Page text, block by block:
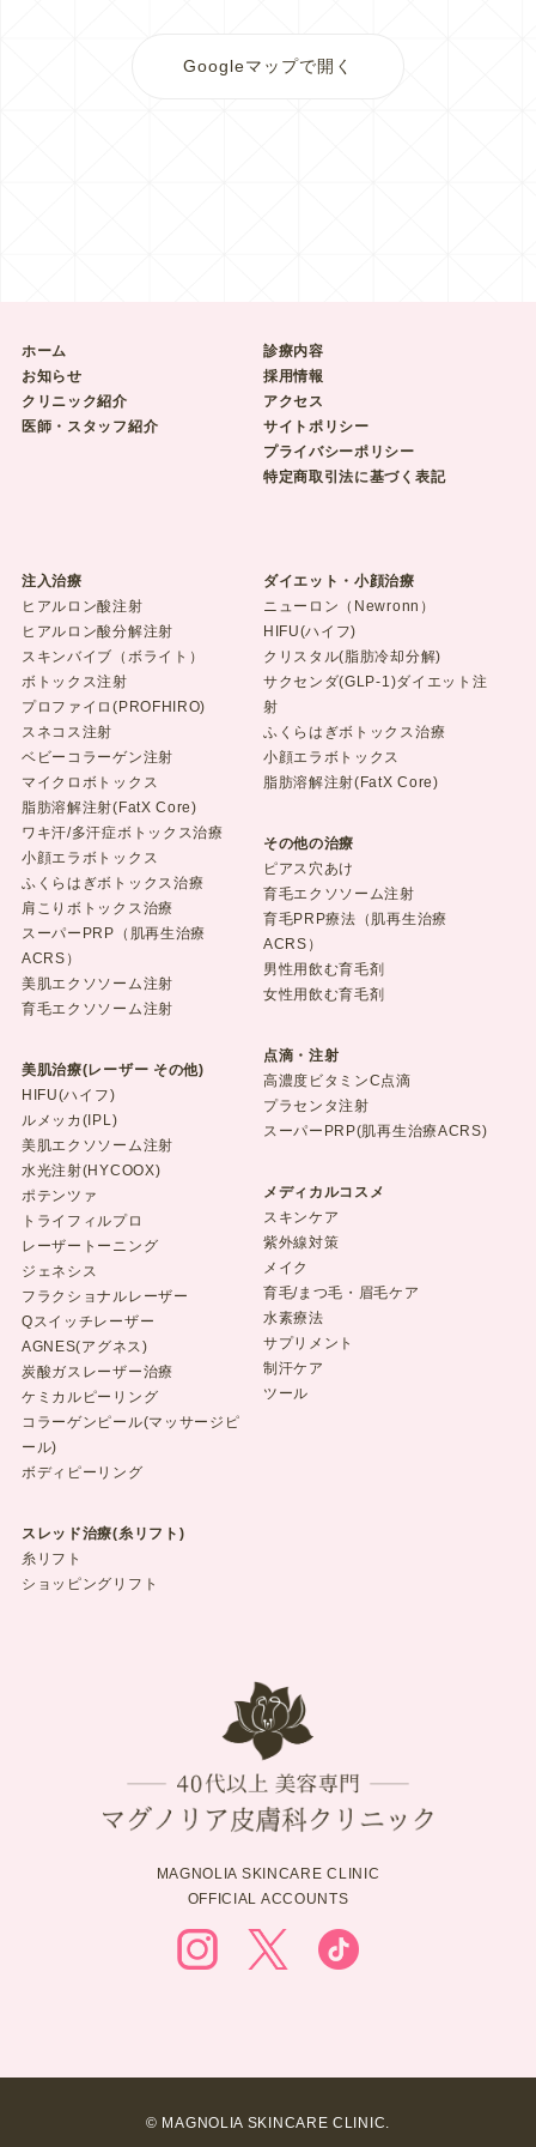
Googleマップで開く
ホーム
お知らせ
クリニック紹介
医師・スタッフ紹介
診療内容
採用情報
アクセス
サイトポリシー
プライバシーポリシー
特定商取引法に基づく表記
注入治療
ヒアルロン酸注射
ヒアルロン酸分解注射
スキンバイブ（ボライト）
ボトックス注射
プロファイロ(PROFHIRO)
スネコス注射
ベビーコラーゲン注射
マイクロボトックス
脂肪溶解注射(FatX Core)
ワキ汗/多汗症ボトックス治療
小顔エラボトックス
ふくらはぎボトックス治療
肩こりボトックス治療
スーパーPRP（肌再生治療
ACRS）
美肌エクソソーム注射
育毛エクソソーム注射
美肌治療(レーザー その他)
HIFU(ハイフ)
ルメッカ(IPL)
美肌エクソソーム注射
水光注射(HYCOOX)
ポテンツァ
トライフィルプロ
レーザートーニング
ジェネシス
フラクショナルレーザー
Qスイッチレーザー
AGNES(アグネス)
炭酸ガスレーザー治療
ケミカルピーリング
コラーゲンピール(マッサージピ
ール)
ボディピーリング
スレッド治療(糸リフト)
糸リフト
ショッピングリフト
ダイエット・小顔治療
ニューロン（Newronn）
HIFU(ハイフ)
クリスタル(脂肪冷却分解)
サクセンダ(GLP-1)ダイエット注
射
ふくらはぎボトックス治療
小顔エラボトックス
脂肪溶解注射(FatX Core)
その他の治療
ピアス穴あけ
育毛エクソソーム注射
育毛PRP療法（肌再生治療
ACRS）
男性用飲む育毛剤
女性用飲む育毛剤
点滴・注射
高濃度ビタミンC点滴
プラセンタ注射
スーパーPRP(肌再生治療ACRS)
メディカルコスメ
スキンケア
紫外線対策
メイク
育毛/まつ毛・眉毛ケア
水素療法
サプリメント
制汗ケア
ツール
MAGNOLIA SKINCARE CLINIC
OFFICIAL ACCOUNTS
© MAGNOLIA SKINCARE CLINIC.